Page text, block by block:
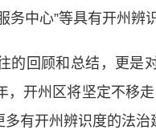
务中心”等具有开州辨
回顾和总结，更是
，开州区将坚定不移
有开州辨识度的法治